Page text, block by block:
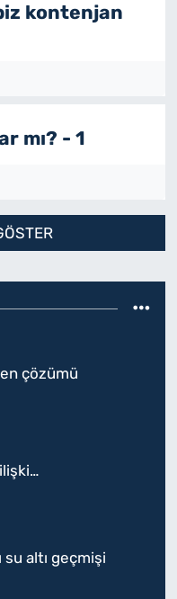
kontenjan
mı? - 1
çözümü
su altı geçmişi